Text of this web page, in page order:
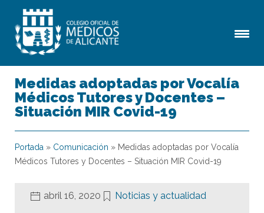
Medidas adoptadas por Vocalía
Médicos Tutores y Docentes –
Situación MIR Covid-19
Portada » Comunicación » Medidas adoptadas por Vocalía
Médicos Tutores y Docentes – Situación MIR Covid-19
abril 16, 2020 Noticias y actualidad